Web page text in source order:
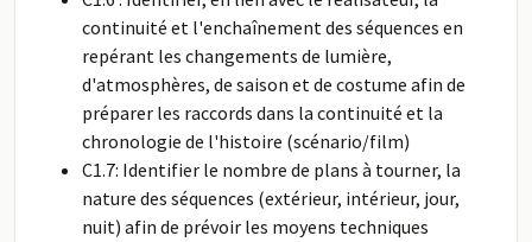
continuité et l'enchaînement des séquences en
repérant les changements de lumière,
d'atmosphères, de saison et de costume afin de
préparer les raccords dans la continuité et la
chronologie de l'histoire (scénario/film)
C1.7: Identifier le nombre de plans à tourner, la
nature des séquences (extérieur, intérieur, jour,
nuit) afin de prévoir les moyens techniques